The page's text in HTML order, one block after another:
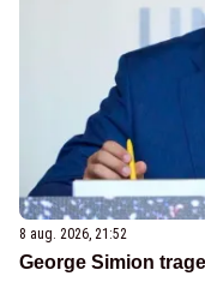
8 aug. 2026, 21:52
George Simion